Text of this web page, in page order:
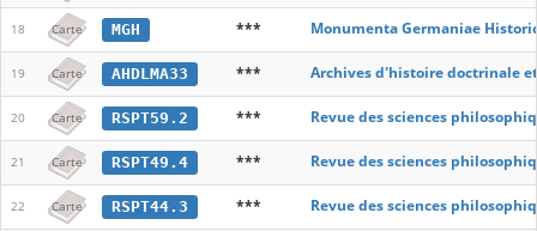
18 Carte MGH *** Monumenta Germaniae
19 Carte AHDLMA33 *** Archives d'histoire doctrinale
20 Carte RSPT59.2 *** Revue des sciences
21 Carte RSPT49.4 *** Revue des sciences
22 Carte RSPT44.3 *** Revue des sciences